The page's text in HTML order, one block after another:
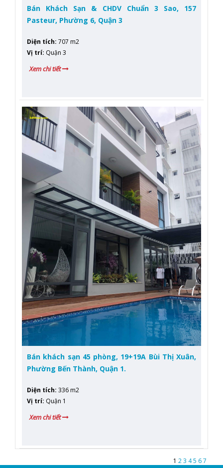
Bán Khách Sạn & CHDV Chuẩn 3 Sao, 157
Pasteur, Phường 6, Quận 3
Diện tích: 707 m2
Vị trí: Quận 3
Xem chi tiết
Bán khách sạn 45 phòng, 19+19A Bùi Thị Xuân,
Phường Bến Thành, Quận 1.
Diện tích: 336 m2
Vị trí: Quận 1
Xem chi tiết
1 23 45 67